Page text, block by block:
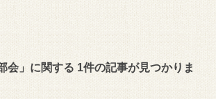
会」に関する 1件の記事が見つかりま